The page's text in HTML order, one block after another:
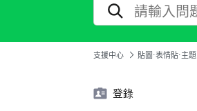
支援中心 貼圖⋅表情貼⋅主題
登錄